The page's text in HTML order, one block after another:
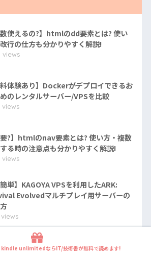
数使えるの?】htmlのdd要素とは? 使い
行の仕方も分かりやすく解説!
views
料体験あり】Dockerがデプロイできるお
のレンタルサーバー/VPSを比較
views
要?】htmlのnav要素とは? 使い方・複数
る時の注意点も分かりやすく解説!
views
簡単】KAGOYA VPSを利用したARK:
Evolvedマルチプレイ用サーバーの
views
数回利用できない?】htmlのmain要素と
い方も分かりやすく解説!
kindle unlimitedならIT/技術書が無料で読めます!